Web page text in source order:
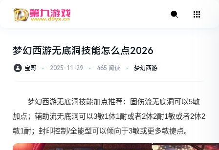
梦幻西游无底洞技能怎么点2026
宝哥 ⋅ 2025-11-29 ⋅ 465 阅读 ⋅ 梦幻西游
梦幻西游无底洞技能加点推荐：固伤流无底洞可以5敏
加点；辅助流无底洞可以3敏1体1耐或者2体2耐1敏或者2体2
敏1耐；封印控制/全能型可以倾向于3敏或更多敏捷点。